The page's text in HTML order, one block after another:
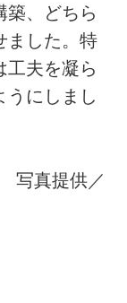
築、どちら
ました。特
工夫を凝ら
うにしまし
写真提供／